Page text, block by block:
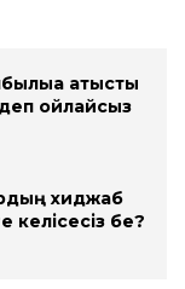
қатысты
ойлайсыз
хиджаб
келісесіз бе?